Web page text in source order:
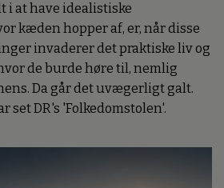
i at have idealistiske
kæden hopper af, er, når disse
invaderer det praktiske liv og
de burde høre til, nemlig
Da går det uvægerligt galt.
set DR's 'Folkedomstolen'.